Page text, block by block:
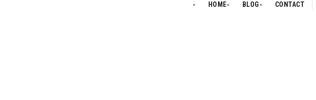
content
HOME BLOG CONTACT